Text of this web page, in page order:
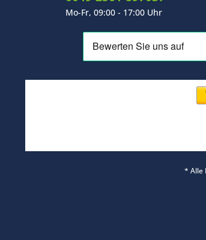
Mo-Fr, 09:00 - 17:00 Uhr
* Alle